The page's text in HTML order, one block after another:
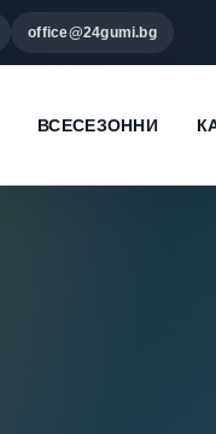
office@24gumi.bg
ВСЕСЕЗОННИ